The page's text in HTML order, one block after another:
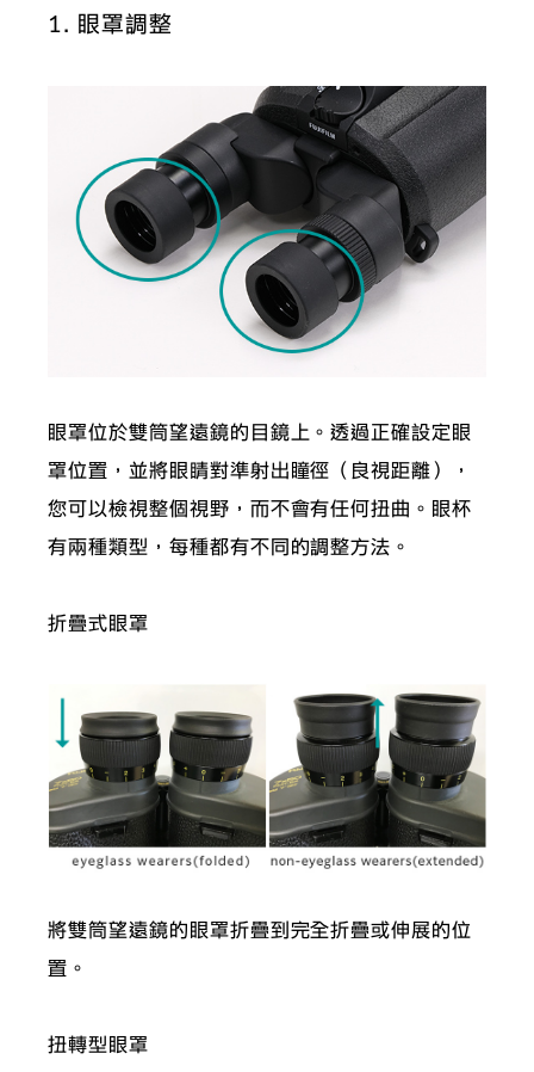
1. 眼罩調整
眼罩位於雙筒望遠鏡的目鏡上。透過正確設定眼
罩位置，並將眼睛對準射出瞳徑（良視距離），
您可以檢視整個視野，而不會有任何扭曲。眼杯
有兩種類型，每種都有不同的調整方法。
折疊式眼罩
將雙筒望遠鏡的眼罩折疊到完全折疊或伸展的位
置。
扭轉型眼罩